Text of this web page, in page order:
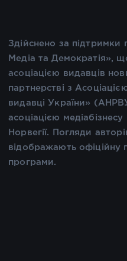
Здійснено за підтримки
Медіа та Демократія»,
асоціацією видавців
партнерстві з
видавці України»
асоціацією
Норвегії. Погляди
відображають офіційну
програми.